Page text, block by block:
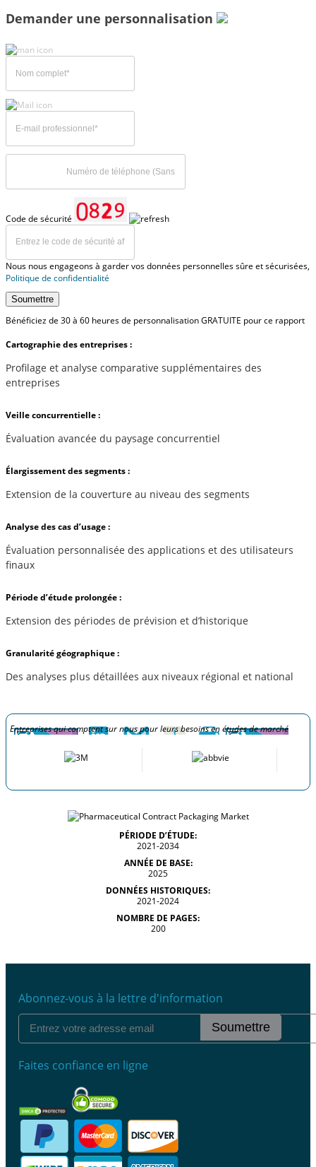
Demander une personnalisation
Code de sécurité
Nous nous engageons à garder vos données personnelles sûre et sécurisées,
Politique de confidentialité
Soumettre
Bénéficiez de 30 à 60 heures de personnalisation GRATUITE pour ce rapport
Cartographie des entreprises :
Profilage et analyse comparative supplémentaires des
entreprises
Veille concurrentielle :
Évaluation avancée du paysage concurrentiel
Élargissement des segments :
Extension de la couverture au niveau des segments
Analyse des cas d’usage :
Évaluation personnalisée des applications et des utilisateurs
finaux
Période d’étude prolongée :
Extension des périodes de prévision et d’historique
Granularité géographique :
Des analyses plus détaillées aux niveaux régional et national
Entreprises qui comptent sur nous pour leurs besoins en études de marché
PÉRIODE D’ÉTUDE:
2021-2034
ANNÉE DE BASE:
2025
DONNÉES HISTORIQUES:
2021-2024
NOMBRE DE PAGES:
200
Abonnez-vous à la lettre d'information
Soumettre
Faites confiance en ligne